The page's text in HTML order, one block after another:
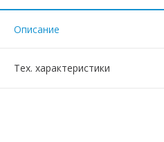
Описание
Тех. характеристики